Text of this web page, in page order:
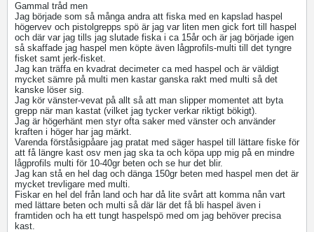
Gammal tråd men
Jag började som så många andra att fiska med en kapslad haspel
högervev och pistolgrepps spö är jag var liten men gick fort till haspel
och där var jag tills jag slutade fiska i ca 15år och är jag började igen
så skaffade jag haspel men köpte även lågprofils-multi till det tyngre
fisket samt jerk-fisket.
Jag kan träffa en kvadrat decimeter ca med haspel och är väldigt
mycket sämre på multi men kastar ganska rakt med multi så det
kanske löser sig.
Jag kör vänster-vevat på allt så att man slipper momentet att byta
grepp när man kastat (vilket jag tycker verkar riktigt bökigt).
Jag är högerhänt men styr ofta saker med vänster och använder
kraften i höger har jag märkt.
Varenda förståsigpåare jag pratat med säger haspel till lättare fiske för
att få längre kast osv men jag ska ta och köpa upp mig på en mindre
lågprofils multi för 10-40gr beten och se hur det blir.
Jag kan stå en hel dag och dänga 150gr beten med haspel men det är
mycket trevligare med multi.
Fiskar en hel del från land och har då lite svårt att komma nån vart
med lättare beten och multi så där lär det få bli haspel även i
framtiden och ha ett tungt haspelspö med om jag behöver precisa
kast.